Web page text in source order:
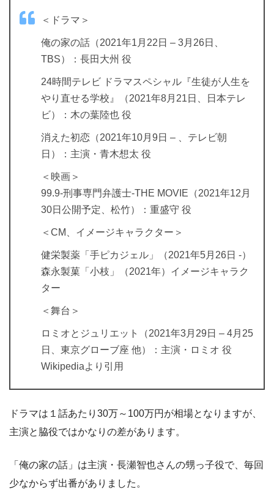
＜ドラマ＞
俺の家の話（2021年1月22日 – 3月26日、
TBS）：長田大州 役
24時間テレビ ドラマスペシャル『生徒が人生を
やり直せる学校』（2021年8月21日、日本テレ
ビ）：木の葉陸也 役
消えた初恋（2021年10月9日 – 、テレビ朝
日）：主演・青木想太 役
＜映画＞
99.9-刑事専門弁護士-THE MOVIE（2021年12月
30日公開予定、松竹）：重盛守 役
＜CM、イメージキャラクター＞
健栄製薬「手ピカジェル」（2021年5月26日 -）
森永製菓「小枝」（2021年）イメージキャラク
ター
＜舞台＞
ロミオとジュリエット（2021年3月29日 – 4月25
日、東京グローブ座 他）：主演・ロミオ 役
Wikipediaより引用
ドラマは１話あたり30万～100万円が相場となりますが、
主演と脇役ではかなりの差があります。
「俺の家の話」は主演・長瀬智也さんの甥っ子役で、毎回
少なからず出番がありました。